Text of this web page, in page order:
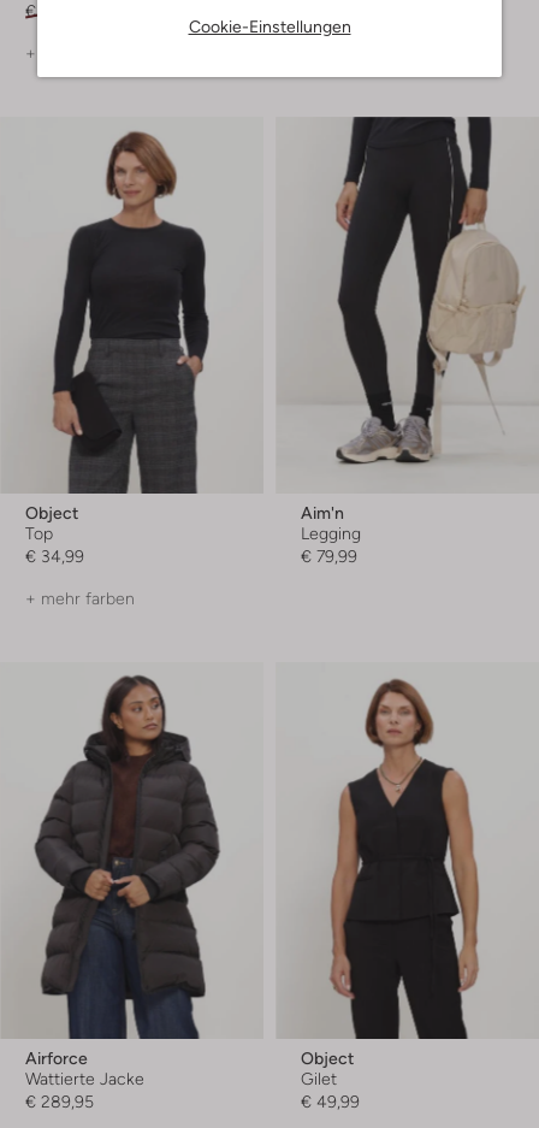
Cookie-Einstellungen
€ 99,99
+ mehr farben
Object
Top
€ 34,99
+ mehr farben
Aim'n
Legging
€ 79,99
Airforce
Wattierte Jacke
€ 289,95
Object
Gilet
€ 49,99